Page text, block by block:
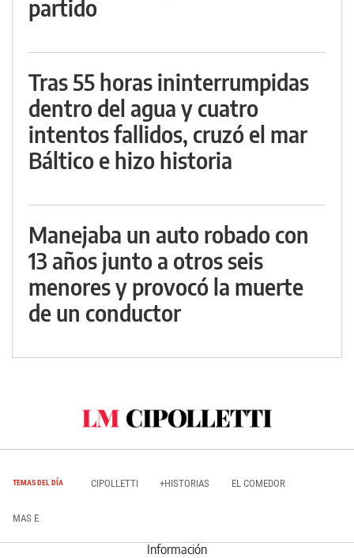
partido
Tras 55 horas ininterrumpidas
dentro del agua y cuatro
intentos fallidos, cruzó el mar
Báltico e hizo historia
Manejaba un auto robado con
13 años junto a otros seis
menores y provocó la muerte
de un conductor
TEMAS DEL DÍA CIPOLLETTI +HISTORIAS EL COMEDOR
MAS E
Información